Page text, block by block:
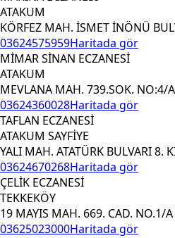
ATAKUM
KÖRFEZ MAH. İSMET İNÖNÜ
03624575959Haritada gör
MİMAR SİNAN ECZANESİ
ATAKUM
MEVLANA MAH. 739.SOK. NO:4/A
03624360028Haritada gör
TAFLAN ECZANESİ
ATAKUM SAYFİYE
YALI MAH. ATATÜRK BULVARI 8.
03624670268Haritada gör
ÇELİK ECZANESİ
TEKKEKÖY
19 MAYIS MAH. 669. CAD. NO.1/A
03625023000Haritada gör